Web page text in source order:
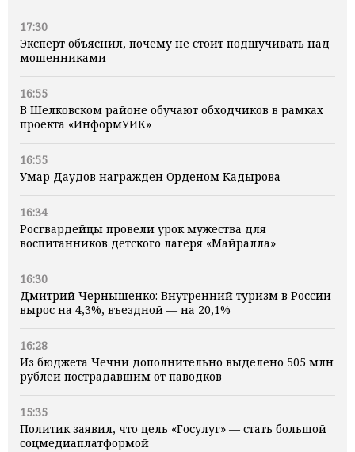
17:30
Эксперт объяснил, почему не стоит подшучивать над
мошенниками
16:55
В Шелковском районе обучают обходчиков в рамках
проекта «ИнформУИК»
16:55
Умар Даудов награжден Орденом Кадырова
16:34
Росгвардейцы провели урок мужества для
воспитанников детского лагеря «Майралла»
16:30
Дмитрий Чернышенко: Внутренний туризм в России
вырос на 4,3%, въездной — на 20,1%
16:28
Из бюджета Чечни дополнительно выделено 505 млн
рублей пострадавшим от паводков
15:35
Политик заявил, что цель «Госулуг» — стать большой
соцмедиаплатформой